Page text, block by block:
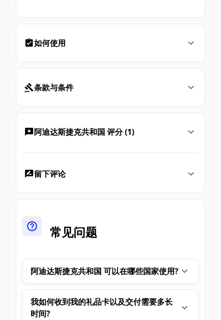
如何使用
条款与条件
阿迪达斯捷克共和国 评分 (1)
留下评论
常见问题
阿迪达斯捷克共和国 可以在哪些国家使用?
我如何收到我的礼品卡以及交付需要多长
时间?